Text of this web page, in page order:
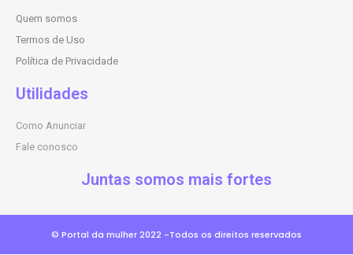
Quem somos
Termos de Uso
Política de Privacidade
Utilidades
Como Anunciar
Fale conosco
Juntas somos mais fortes
© Portal da mulher 2022 -Todos os direitos reservados